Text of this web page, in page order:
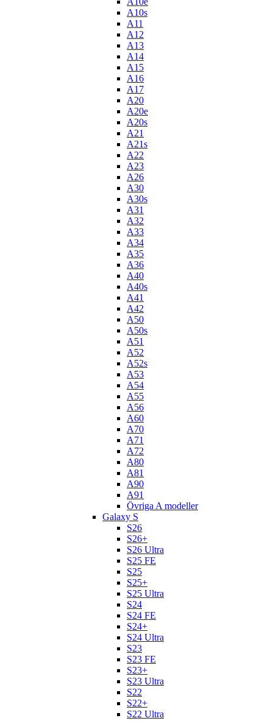
A10s
A11
A12
A13
A14
A15
A16
A17
A20
A20e
A20s
A21
A21s
A22
A23
A26
A30
A30s
A31
A32
A33
A34
A35
A36
A40
A40s
A41
A42
A50
A50s
A51
A52
A52s
A53
A54
A55
A56
A60
A70
A71
A72
A80
A81
A90
A91
Övriga A modeller
Galaxy S
S26
S26+
S26 Ultra
S25 FE
S25
S25+
S25 Ultra
S24
S24 FE
S24+
S24 Ultra
S23
S23 FE
S23+
S23 Ultra
S22
S22+
S22 Ultra